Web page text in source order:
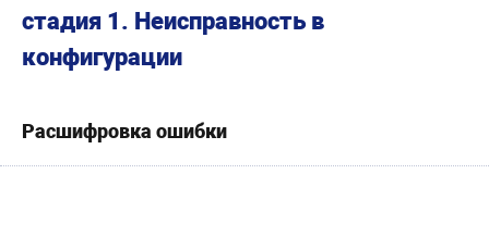
стадия 1. Неисправность в
конфигурации
Расшифровка ошибки